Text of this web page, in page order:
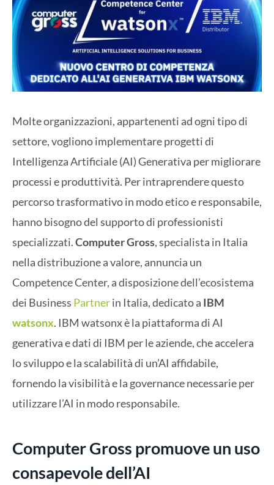
Molte organizzazioni, appartenenti ad ogni tipo di
settore, vogliono implementare progetti di
Intelligenza Artificiale (AI) Generativa per migliorare
processi e produttività. Per intraprendere questo
percorso trasformativo in modo etico e responsabile,
hanno bisogno del supporto di professionisti
specializzati.Computer Gross, specialista in Italia
nella distribuzione a valore, annuncia un
Competence Center, a disposizione dell’ecosistema
dei Business Partnerin Italia, dedicato a IBM
watsonx. IBM watsonx è la piattaforma di AI
generativa e dati di IBM per le aziende, che accelera
lo sviluppo e la scalabilità di un’AI affidabile,
fornendo la visibilità e la governance necessarie per
utilizzare l’AI in modo responsabile.
Computer Gross promuove un uso
consapevole dell’AI